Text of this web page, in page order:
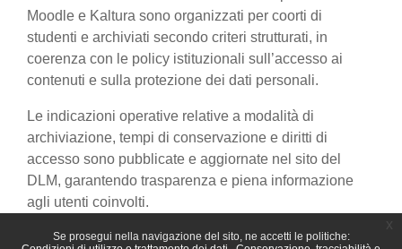
Se prosegui nella navigazione del sito, ne accetti le politiche:
Moodle e Kaltura sono organizzati per coorti di
studenti e archiviati secondo criteri strutturati, in
coerenza con le policy istituzionali sull’accesso ai
contenuti e sulla protezione dei dati personali.
Le indicazioni operative relative a modalità di
archiviazione, tempi di conservazione e diritti di
accesso sono pubblicate e aggiornate nel sito del
DLM, garantendo trasparenza e piena informazione
agli utenti coinvolti.